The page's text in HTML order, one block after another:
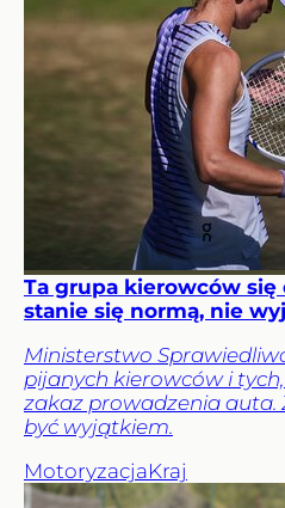
Ta grupa kierowców się
stanie się normą, nie
Ministerstwo
pijanych kierowców i
zakaz prowadzenia auta.
być wyjątkiem.
MotoryzacjaKraj